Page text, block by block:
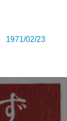
02/23